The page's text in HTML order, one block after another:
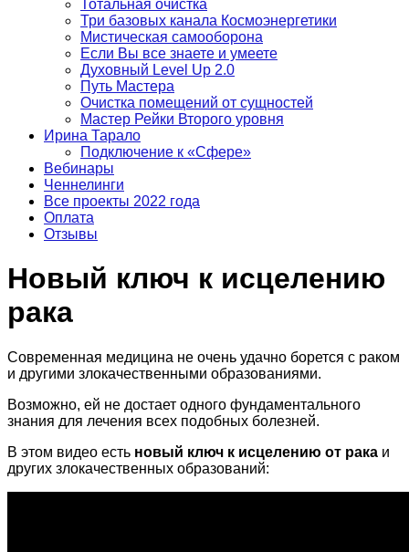
Тотальная очистка
Три базовых канала Космоэнергетики
Мистическая самооборона
Если Вы все знаете и умеете
Духовный Level Up 2.0
Путь Мастера
Очистка помещений от сущностей
Мастер Рейки Второго уровня
Ирина Тарало
Подключение к «Сфере»
Вебинары
Ченнелинги
Все проекты 2022 года
Оплата
Отзывы
Новый ключ к исцелению
рака
Современная медицина не очень удачно борется с раком
и другими злокачественными образованиями.
Возможно, ей не достает одного фундаментального
знания для лечения всех подобных болезней.
В этом видео есть нoвый ключ к исцелению от paка и
других злокачественных образований: